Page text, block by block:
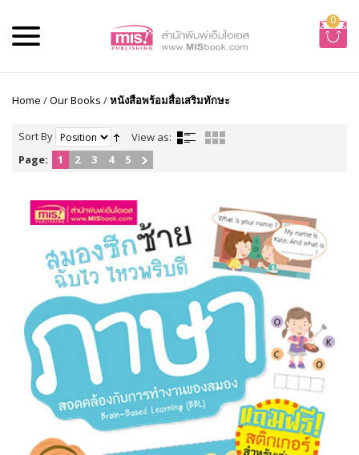
0
Home /Our Books /หนังสือพร้อมสื่อเสริมทักษะ
Sort By
View as:
Page:
1 2 3 4 5